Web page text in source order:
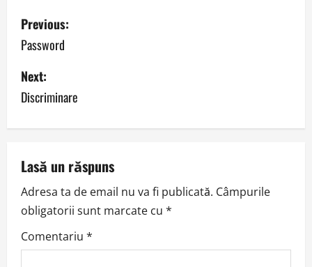
P
o
s
t
n
a
v
i
g
Previous:
Password
Next:
Discriminare
Lasă un răspuns
Adresa ta de email nu va fi publicată. Câmpurile
obligatorii sunt marcate cu *
Comentariu *